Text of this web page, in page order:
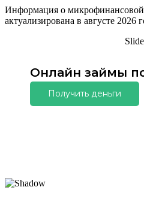
Информация о
актуализирована в августе 2026
Slide
Онлайн займы
Получить деньги